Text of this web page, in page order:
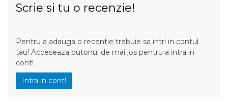
Scrie si tu o recenzie!
Pentru a adauga o recentie trebuie sa intri in contul
tau! Acceseaza butonul de mai jos pentru a intra in
cont!
Intra in cont!